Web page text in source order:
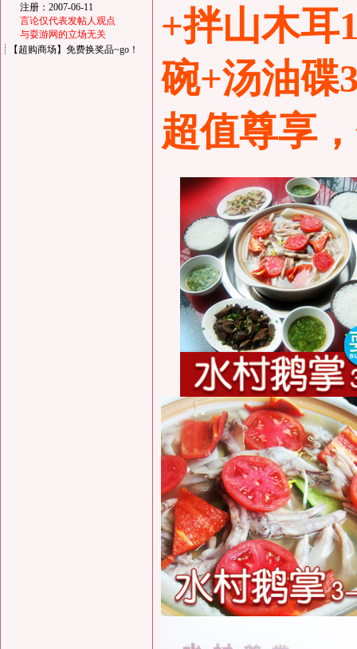
注册：2007-06-11
言论仅代表发帖人观点
与耍游网的立场无关
【超购商场】免费换奖品~go！
+拌山木耳
碗+汤油碟
超值尊享